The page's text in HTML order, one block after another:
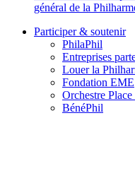
général de la
Participer & soutenir
PhilaPhil
Entreprises
Louer la
Fondation EME
Orchestre
BénéPhil